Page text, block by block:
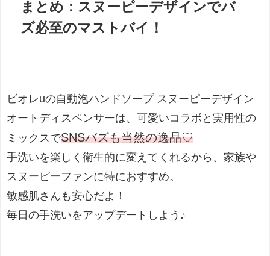
まとめ：スヌーピーデザインでバ
ズ必至のマストバイ！
ビオレuの自動泡ハンドソープ スヌーピーデザイン
オートディスペンサーは、可愛いコラボと実用性の
ミックスでSNSバズも当然の逸品♡
手洗いを楽しく衛生的に変えてくれるから、家族や
スヌーピーファンに特におすすめ。
敏感肌さんも安心だよ！
毎日の手洗いをアップデートしよう♪